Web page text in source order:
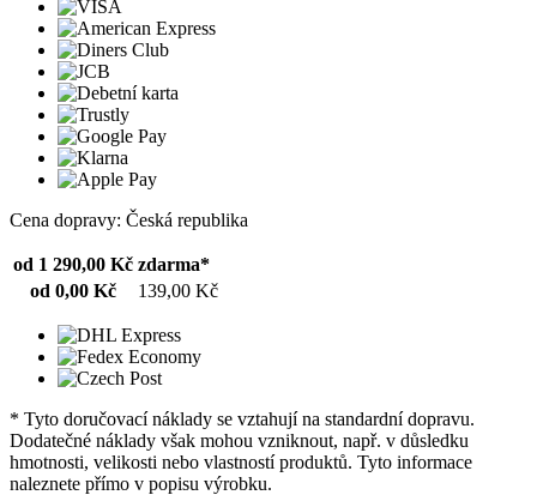
Cena dopravy: Česká republika
od 1 290,00 Kč zdarma*
od 0,00 Kč
139,00 Kč
* Tyto doručovací náklady se vztahují na standardní dopravu.
Dodatečné náklady však mohou vzniknout, např. v důsledku
hmotnosti, velikosti nebo vlastností produktů. Tyto informace
naleznete přímo v popisu výrobku.